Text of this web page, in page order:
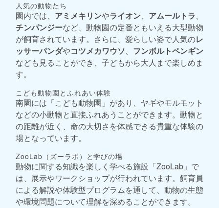
人気の動物たち
園内では、 アミメキリンやライオン、 アムールトラ、
チンパンジーなど、動物園の定番ともいえる大型動物
が飼育されています。さらに、愛らしい姿で人気のレ
ッサーパンダやコツメカワウソ、 フンボルトペンギン
なども見ることができ、子どもから大人まで楽しめま
す。
こども動物園とふれあい体験
南園には「こども動物園」があり、ヤギやモルモット
などの小動物と直接ふれあうことができます。動物と
の距離が近く、命の大切さを体感できる貴重な体験の
場となっています。
ZooLab（ズーラボ）と学びの場
動物に関する知識を楽しく学べる施設「ZooLab」で
は、展示やワークショップが行われています。飼育員
による解説や体験型プログラムを通して、動物の生態
や環境問題について理解を深めることができます。